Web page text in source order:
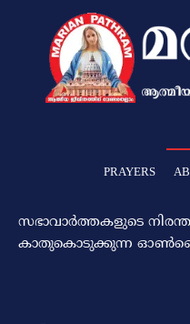
PRAYERS
സഭാവാര്‍ത്തകളുടെ
കാതുകൊടുക്കുന്ന